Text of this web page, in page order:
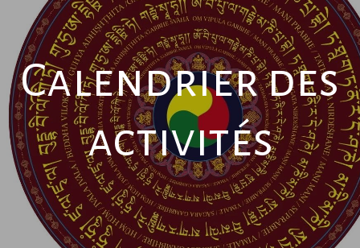
Calendrier des
activités